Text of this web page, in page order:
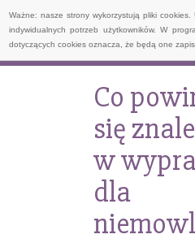
Ważne: nasze strony wykorzystują pliki
indywidualnych potrzeb użytkowników. W
dotyczących cookies oznacza, że będą one
Co
się
w
dla